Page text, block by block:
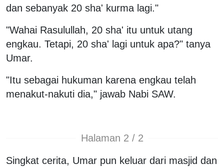
dan sebanyak 20 sha' kurma lagi."
"Wahai Rasulullah, 20 sha' itu untuk utang
engkau. Tetapi, 20 sha' lagi untuk apa?" tanya
Umar.
"Itu sebagai hukuman karena engkau telah
menakut-nakuti dia," jawab Nabi SAW.
Halaman 2 / 2
Singkat cerita, Umar pun keluar dari masjid dan